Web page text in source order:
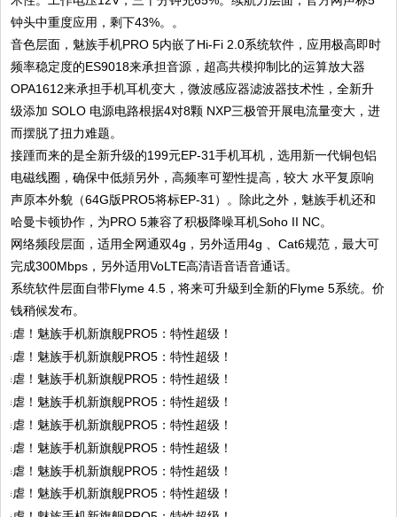
钟头中重度应用，剩下43%。。
音色层面，魅族手机PRO 5内嵌了Hi-Fi 2.0系统软件，应用极高即时
频率稳定度的ES9018来承担音源，超高共模抑制比的运算放大器
OPA1612来承担手机耳机变大，微波感应器滤波器技术性，全新升
级添加 SOLO 电源电路根据4对8颗 NXP三极管开展电流量变大，进
而摆脱了扭力难题。
接踵而来的是全新升级的199元EP-31手机耳机，选用新一代铜包铝
电磁线圈，确保中低頻另外，高频率可塑性提高，较大 水平复原响
声原本外貌（64G版PRO5将标EP-31）。除此之外，魅族手机还和
哈曼卡顿协作，为PRO 5兼容了积极降噪耳机Soho II NC。
网络频段层面，适用全网通双4g，另外适用4g 、Cat6规范，最大可
完成300Mbps，另外适用VoLTE高清语音语音通话。
系统软件层面自带Flyme 4.5，将来可升級到全新的Flyme 5系统。价
钱稍候发布。